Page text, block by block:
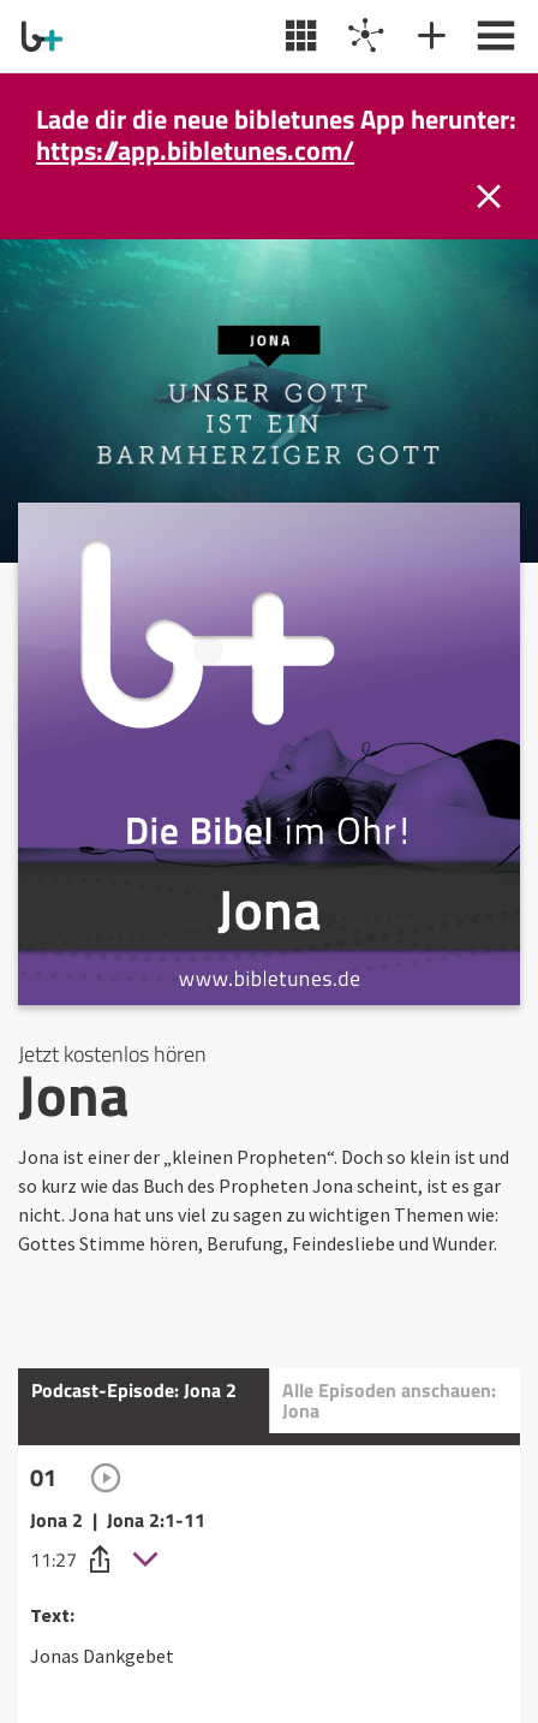
Lade dir die neue bibletunes App herunter:
https://app.bibletunes.com/
Jetzt kostenlos hören
Jona
Jona ist einer der „kleinen Propheten“. Doch so klein ist und
so kurz wie das Buch des Propheten Jona scheint, ist es gar
nicht. Jona hat uns viel zu sagen zu wichtigen Themen wie:
Gottes Stimme hören, Berufung, Feindesliebe und Wunder.
Podcast-Episode: Jona 2 Alle Episoden anschauen:
Jona
01
Jona 2 | Jona 2:1-11
11:27
Text:
Jonas Dankgebet